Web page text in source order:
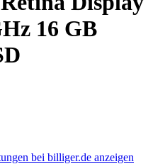
16 GB
bei billiger.de anzeigen